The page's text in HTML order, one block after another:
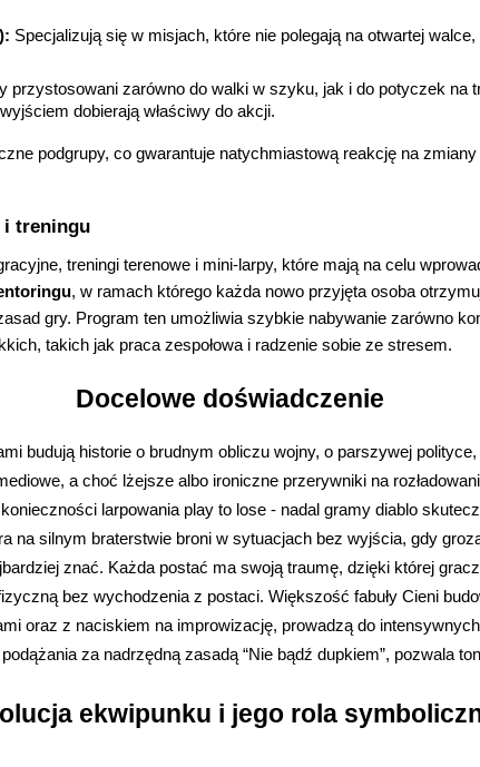
Specjalizują się w misjach, które nie polegają na otwartej
przystosowani zarówno do walki w szyku, jak i do potyczek na
dobierają właściwy do akcji.
podgrupy, co gwarantuje natychmiastową reakcję na
i treningu
treningi terenowe i mini-larpy, które mają na celu
, w ramach którego każda nowo przyjęta osoba
gry. Program ten umożliwia szybkie nabywanie zarówno
takich jak praca zespołowa i radzenie sobie ze stresem.
Docelowe doświadczenie
budują historie o brudnym obliczu wojny, o parszywej
a choć lżejsze albo ironiczne przerywniki na
larpowania play to lose - nadal gramy diablo
na silnym braterstwie broni w sytuacjach bez wyjścia, gdy
znać. Każda postać ma swoją traumę, dzięki której
bez wychodzenia z postaci. Większość fabuły Cieni
oraz z naciskiem na improwizację, prowadzą do
za nadrzędną zasadą “Nie bądź dupkiem”, pozwala
ekwipunku i jego rola